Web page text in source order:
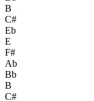
B
C#
Eb
E
F#
Ab
Bb
B
C#